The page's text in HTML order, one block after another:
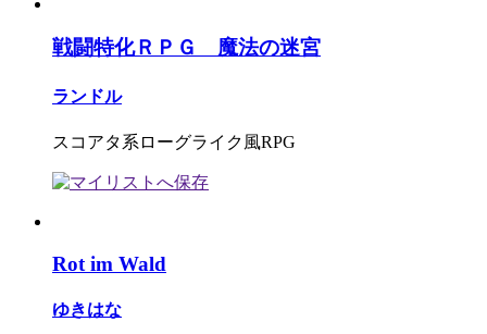
戦闘特化ＲＰＧ 魔法の迷宮
ランドル
スコアタ系ローグライク風RPG
Rot im Wald
ゆきはな